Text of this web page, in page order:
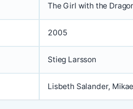
The Girl with the
2005
Stieg Larsson
Lisbeth Salander,